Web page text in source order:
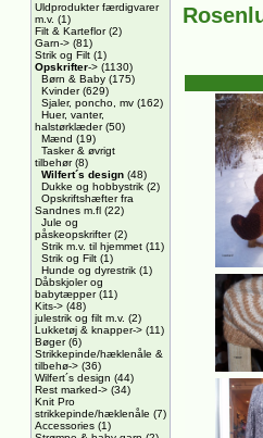
Uldprodukter færdigvarer
m.v. (1)
Filt & Karteflor(2)
Garn-> (81)
Strik og Filt (1)
Opskrifter-> (1130)
Børn & Baby (175)
Kvinder(629)
Sjaler, poncho, mv (162)
Huer, vanter,
halstørklæder(50)
Mænd (19)
Tasker & øvrigt
tilbehør(8)
Wilfert´s design (48)
Dukke og hobbystrik (2)
Opskriftshæfter fra
Sandnes m.fl (22)
Jule og
påskeopskrifter(2)
Strik m.v. til hjemmet (11)
Strik og Filt (1)
Hunde og dyrestrik (1)
Dåbskjoler og
babytæpper(11)
Kits-> (48)
julestrik og filt m.v. (2)
Lukketøj & knapper-> (11)
Bøger(6)
Strikkepinde/hæklenåle &
tilbehø-> (36)
Wilfert´s design (44)
Rest marked-> (34)
Knit Pro
strikkepinde/hæklenåle (7)
Accessories (1)